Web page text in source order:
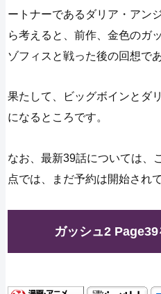
ートナーであるダリア・アン
ら考えると、前作、金色のガ
ゾフィスと戦った後の回想で
果たして、ビッグボインとダ
になるところです。
なお、最新39話については、
点では、まだ予約は開始され
ガッシュ2